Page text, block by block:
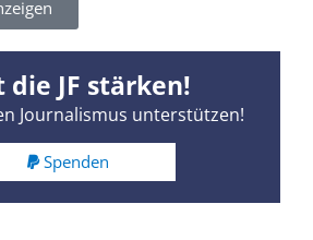
die JF stärken!
Journalismus unterstützen!
Spenden